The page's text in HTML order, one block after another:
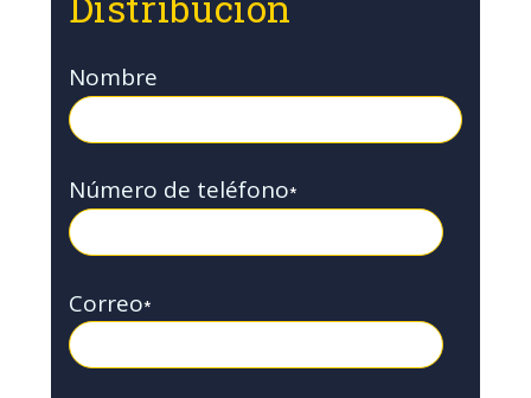
Nombre
Número de teléfono*
Correo*